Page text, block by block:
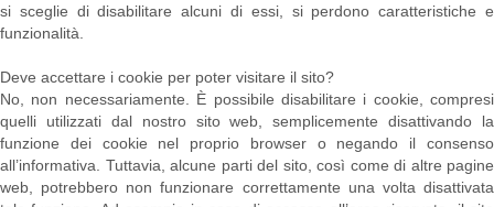
si sceglie di disabilitare alcuni di essi, si perdono caratteristiche e
funzionalità.
Deve accettare i cookie per poter visitare il sito?
No, non necessariamente. È possibile disabilitare i cookie, compresi
quelli utilizzati dal nostro sito web, semplicemente disattivando la
funzione dei cookie nel proprio browser o negando il consenso
all’informativa. Tuttavia, alcune parti del sito, così come di altre pagine
web, potrebbero non funzionare correttamente una volta disattivata